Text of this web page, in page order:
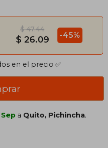
$ 47.44
$ 26.09 -45%
en el precio ✅
a Quito, Pichincha.